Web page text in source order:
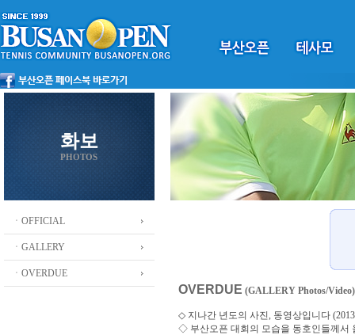
화보
PHOTOS
ㆍOFFICIAL
ㆍGALLERY
ㆍOVERDUE
OVERDUE (GALLERY Photos/Video)
◇ 지나간 년도의 사진, 동영상입니다
◇ 부산오픈 대회의 모습을 동호인들께서